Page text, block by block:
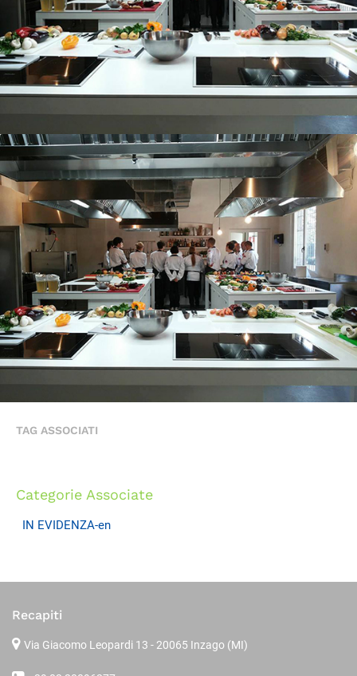
TAG ASSOCIATI
Categorie Associate
IN EVIDENZA-en
Recapiti
Via Giacomo Leopardi 13 - 20065 Inzago (MI)